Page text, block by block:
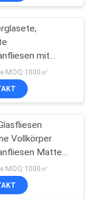
39
mit
Oberflächen mit
PEI 4
MOQ:1000㎡
Vollkörper
Matte
0,05%
MOQ:1000㎡